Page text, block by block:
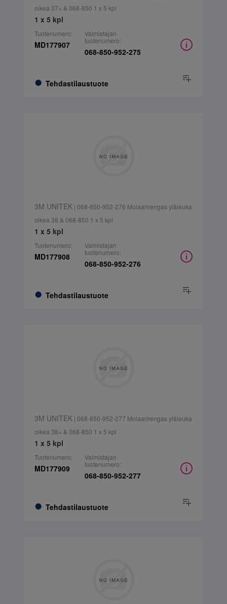
oikea 37+ & 068-850 1 x 5 kpl
1 x 5 kpl
Tuotenumero:
MD177907
Tehdastilaustuote
Valmistajan
tuotenumero:
068-850-952-275
3M UNITEK| 068-850-952-276 Molaarirengas yläleuka
oikea 38 & 068-850 1 x 5 kpl
1 x 5 kpl
Tuotenumero:
MD177908
Tehdastilaustuote
Valmistajan
tuotenumero:
068-850-952-276
3M UNITEK| 068-850-952-277 Molaarirengas yläleuka
oikea 38+ & 068-850 1 x 5 kpl
1 x 5 kpl
Tuotenumero:
MD177909
Tehdastilaustuote
Valmistajan
tuotenumero:
068-850-952-277